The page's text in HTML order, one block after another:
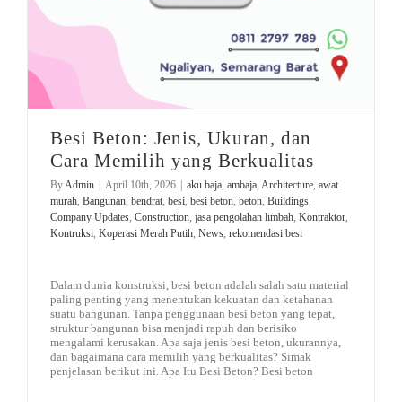
Besi Beton: Jenis, Ukuran, dan
Cara Memilih yang Berkualitas
ByAdmin April 10th, 2026 aku baja, ambaja, Architecture, awat
murah, Bangunan, bendrat, besi, besi beton, beton, Buildings,
Company Updates, Construction, jasa pengolahan limbah, Kontraktor,
Kontruksi, Koperasi Merah Putih, News, rekomendasi besi
Dalam dunia konstruksi, besi beton adalah salah satu material
paling penting yang menentukan kekuatan dan ketahanan
suatu bangunan. Tanpa penggunaan besi beton yang tepat,
struktur bangunan bisa menjadi rapuh dan berisiko
mengalami kerusakan. Apa saja jenis besi beton, ukurannya,
dan bagaimana cara memilih yang berkualitas? Simak
penjelasan berikut ini. Apa Itu Besi Beton? Besi beton